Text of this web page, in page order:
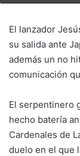
El lanzador
su salida ante
además un no
comunicación
El serpentinero
hecho batería
Cardenales de
duelo en el que